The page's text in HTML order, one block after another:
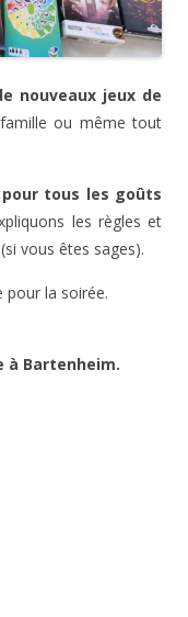
nouveaux jeux de
ou même tout
pour tous les goûts
les règles et
vous êtes sages).
pour la soirée.
à Bartenheim.